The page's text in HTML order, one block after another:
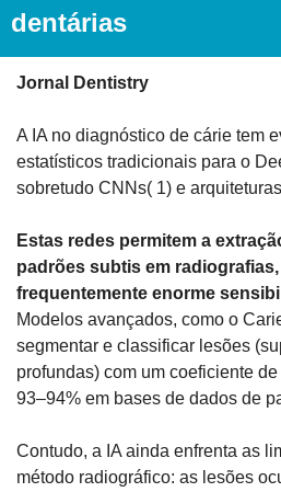
dentárias
Jornal Dentistry
A IA no diagnóstico de cárie tem
estatísticos tradicionais para o
sobretudo CNNs( 1) e
Estas redes permitem a
padrões subtis em
frequentemente enorme
Modelos avançados, como o
segmentar e classificar lesões
profundas) com um coeficiente
93–94% em bases de dados de
Contudo, a IA ainda enfrenta as
método radiográfico: as lesões